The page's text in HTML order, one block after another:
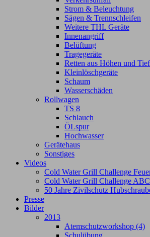
Strom & Beleuchtung
Sägen & Trennschleifen
Weitere THL Geräte
Innenangriff
Belüftung
Tragegeräte
Retten aus Höhen und
Kleinlöschgeräte
Schaum
Wasserschäden
Rollwagen
TS 8
Schlauch
ÖLspur
Hochwasser
Gerätehaus
Sonstiges
Videos
Cold Water Grill Challenge
Cold Water Grill Challenge
50 Jahre Zivilschutz
Presse
Bilder
2013
Atemschutzworkshop (4)
Schulübung